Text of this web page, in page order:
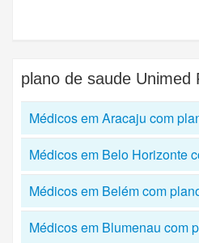
plano de saude Unimed
Médicos em Aracaju com
Médicos em Belo Horizonte
Médicos em Belém com
Médicos em Blumenau com